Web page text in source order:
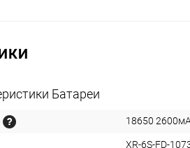
Батареи
18650
XR-6S-FD-